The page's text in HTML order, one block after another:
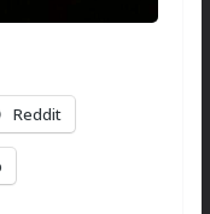
Reddit